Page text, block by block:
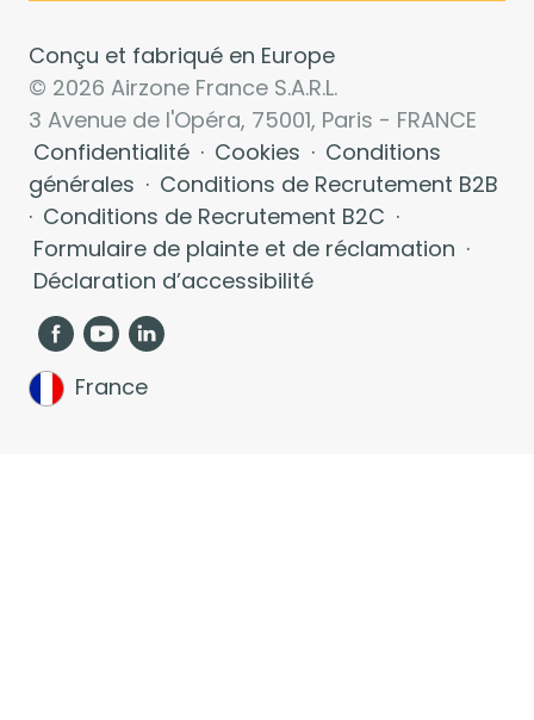
Conçu et fabriqué en Europe
© 2026 Airzone France S.A.R.L.
3 Avenue de l'Opéra, 75001, Paris - FRANCE
Confidentialité · Cookies · Conditions
générales · Conditions de Recrutement B2B
· Conditions de Recrutement B2C ·
Formulaire de plainte et de réclamation ·
Déclaration d’accessibilité
France